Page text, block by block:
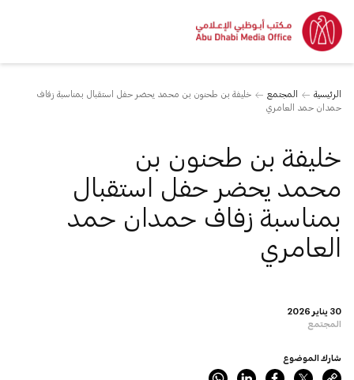
الرئيسية المجتمع
خليفة بن طحنون بن محمد يحضر حفل استقبال بمناسبة زفاف
حمدان حمد العامري
30 يناير 2026
المجتمع
خليفة بن طحنون بن
محمد يحضر حفل استقبال
بمناسبة زفاف حمدان حمد
العامري
شارك الموضوع